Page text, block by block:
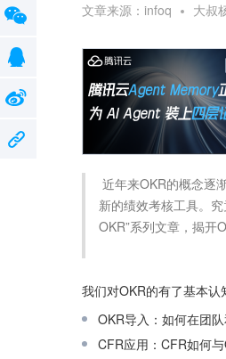
文章来源： infoq 大叔
新的绩效考核工具。
OKR”系列文章，揭开
我们对OKR的有了基本认
OKR导入：如何在团
CFR应用：CFR如何